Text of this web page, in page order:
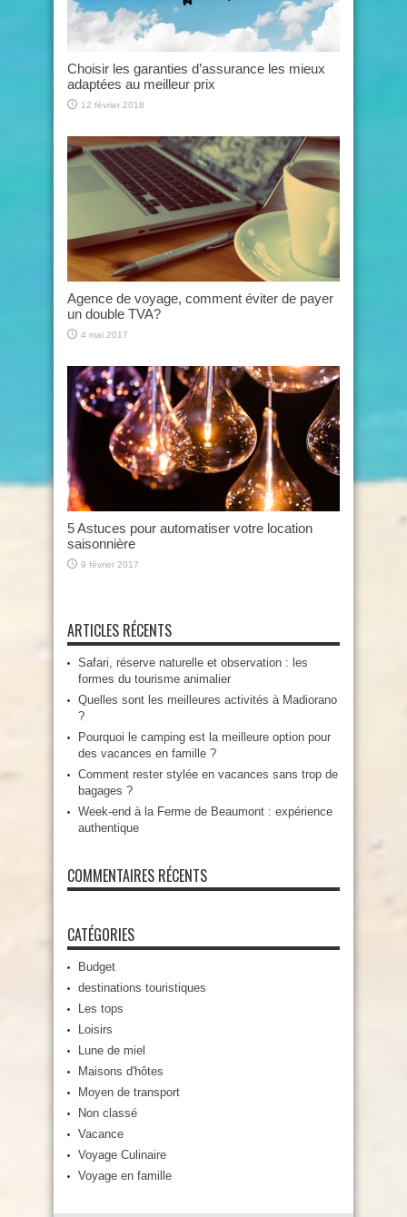
Choisir les garanties d’assurance les mieux
adaptées au meilleur prix
12 février 2018
Agence de voyage, comment éviter de payer
un double TVA?
4 mai 2017
5 Astuces pour automatiser votre location
saisonnière
9 février 2017
ARTICLES RÉCENTS
Safari, réserve naturelle et observation : les
formes du tourisme animalier
Quelles sont les meilleures activités à Madiorano
?
Pourquoi le camping est la meilleure option pour
des vacances en famille ?
Comment rester stylée en vacances sans trop de
bagages ?
Week-end à la Ferme de Beaumont : expérience
authentique
COMMENTAIRES RÉCENTS
CATÉGORIES
Budget
destinations touristiques
Les tops
Loisirs
Lune de miel
Maisons d'hôtes
Moyen de transport
Non classé
Vacance
Voyage Culinaire
Voyage en famille